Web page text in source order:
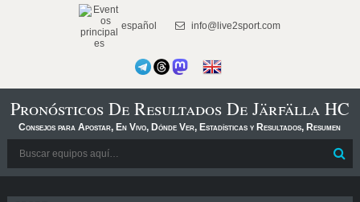
español info@live2sport.com
Pronósticos De Resultados De Järfälla HC
Consejos para Apostar, En Vivo, Dónde Ver, Estadísticas y Resultados, Resumen